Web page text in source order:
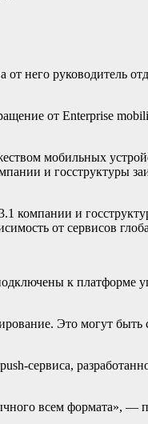
него руководитель
от Enterprise
мобильных
и госструктуры
компании и
от сервисов
к платформе
Это могут
сервиса,
всем формата», —